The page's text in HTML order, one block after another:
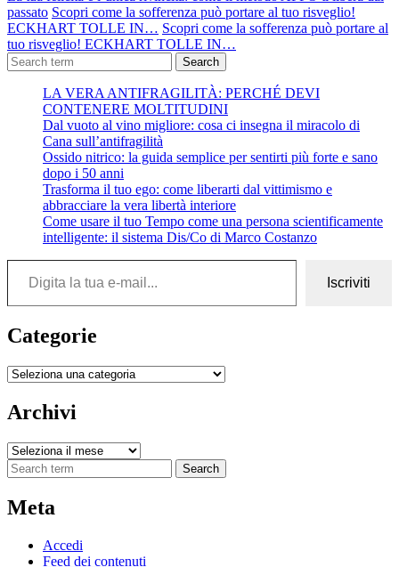
passato Scopri come la sofferenza può portare al tuo risveglio!
ECKHART TOLLE IN… Scopri come la sofferenza può portare al
tuo risveglio! ECKHART TOLLE IN…
Search
LA VERA ANTIFRAGILITÀ: PERCHÉ DEVI
CONTENERE MOLTITUDINI
Dal vuoto al vino migliore: cosa ci insegna il miracolo di
Cana sull’antifragilità
Ossido nitrico: la guida semplice per sentirti più forte e sano
dopo i 50 anni
Trasforma il tuo ego: come liberarti dal vittimismo e
abbracciare la vera libertà interiore
Come usare il tuo Tempo come una persona scientificamente
intelligente: il sistema Dis/Co di Marco Costanzo
Digita la tua e-mail...
Iscriviti
Categorie
Categorie
Archivi
Archivi
Search
Meta
Accedi
Feed dei contenuti